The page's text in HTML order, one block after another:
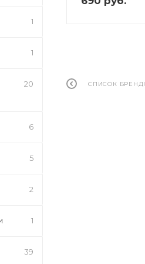
СПИСОК
1
1
20
6
5
2
1
39